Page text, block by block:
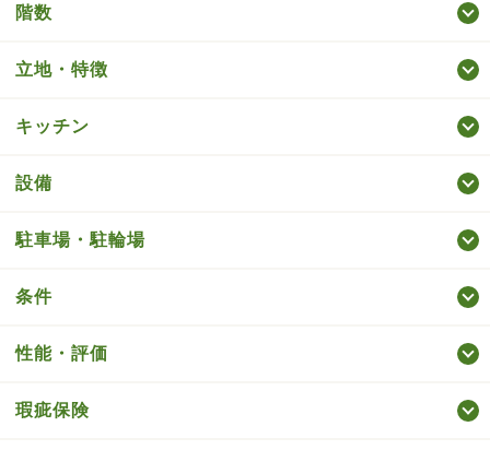
階数
立地・特徴
キッチン
設備
駐車場・駐輪場
条件
性能・評価
瑕疵保険